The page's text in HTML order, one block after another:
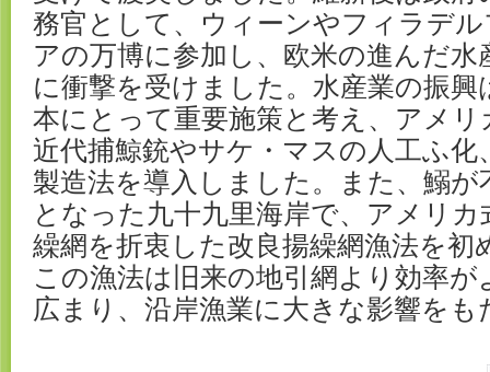
務官として、ウィーンやフィラデ
アの万博に参加し、欧米の進んだ水
に衝撃を受けました。水産業の振興
本にとって重要施策と考え、アメリ
近代捕鯨銃やサケ・マスの人工ふ化
製造法を導入しました。また、鰯が
となった九十九里海岸で、アメリ
繰網を折衷した改良揚繰網漁法を初
この漁法は旧来の地引網より効率
広まり、沿岸漁業に大きな影響を